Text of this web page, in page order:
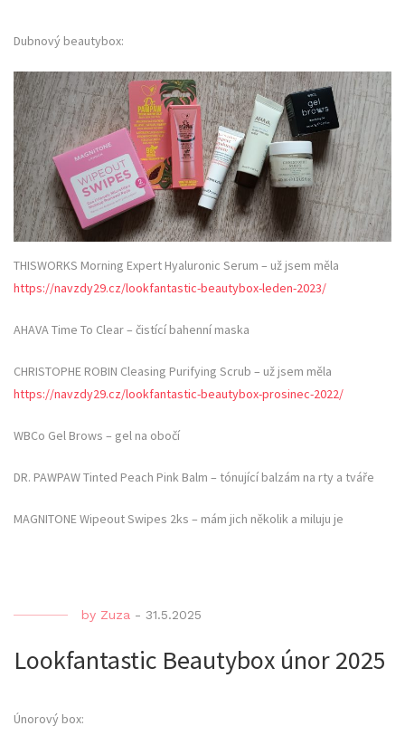
Dubnový beautybox:
THISWORKS Morning Expert Hyaluronic Serum – už jsem měla
https://navzdy29.cz/lookfantastic-beautybox-leden-2023/
AHAVA Time To Clear – čistící bahenní maska
CHRISTOPHE ROBIN Cleasing Purifying Scrub – už jsem měla
https://navzdy29.cz/lookfantastic-beautybox-prosinec-2022/
WBCo Gel Brows – gel na obočí
DR. PAWPAW Tinted Peach Pink Balm – tónující balzám na rty a tváře
MAGNITONE Wipeout Swipes 2ks – mám jich několik a miluju je
by Zuza - 31.5.2025
Lookfantastic Beautybox únor 2025
Únorový box: